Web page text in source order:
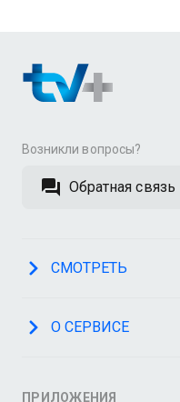
Возникли вопросы?
Обратная связь
СМОТРЕТЬ
О СЕРВИСЕ
ПРИЛОЖЕНИЯ